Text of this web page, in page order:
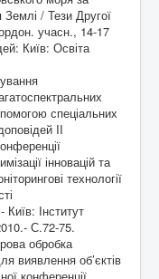
/ Тези Другої
учасн., 14-17
Київ: Освіта
спеціальних
II
інновацій та
технології
Київ: Інститут
С.72-75.
обробка
виявлення об’єктів